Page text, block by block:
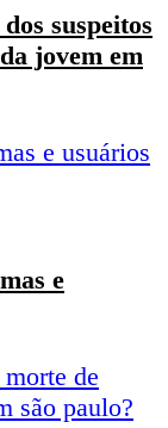
suspeitos
jovem em
e